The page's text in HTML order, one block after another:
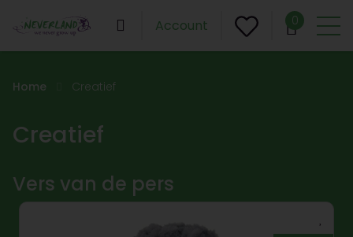
Account 0
Home Creatief
Creatief
Vers van de pers